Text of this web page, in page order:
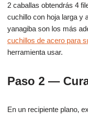
2 caballas obtendrás 4
cuchillo con hoja larga y
yanagiba son los más
cuchillos de acero para
herramienta usar.
Paso 2 —
En un recipiente plano,